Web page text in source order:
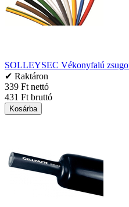
SOLLEYSEC Vékonyfalú
✔ Raktáron
339 Ft nettó
431 Ft bruttó
Kosárba